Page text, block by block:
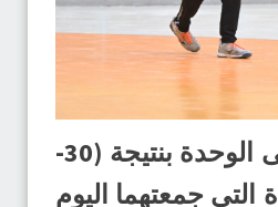
فاز الابتسام على الوحدة بنتيجة (30-
التي جمعتهما اليوم